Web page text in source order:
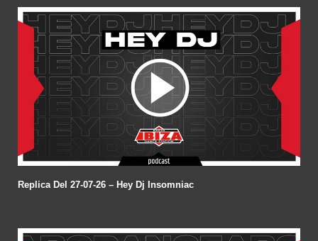
Replica Del 27-07-26 – Hey Dj Insomniac